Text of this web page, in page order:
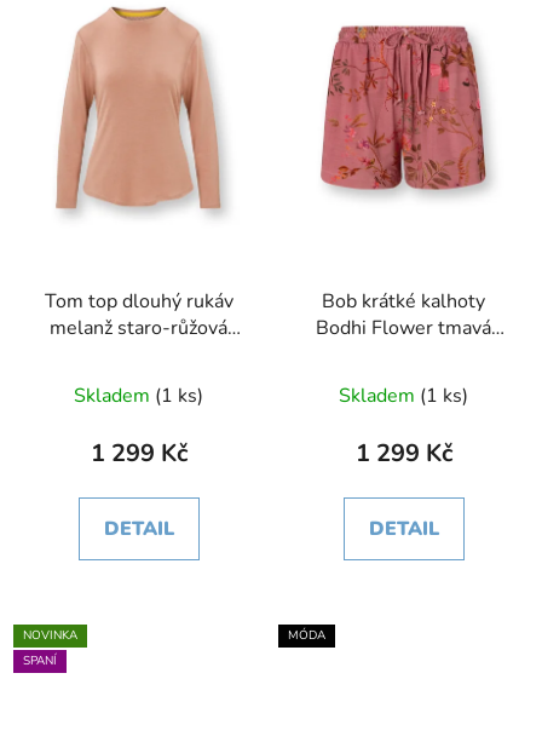
Tom top dlouhý rukáv
melanž staro-růžová
Skladem (1 ks)
1 299 Kč
DETAIL
Bob krátké kalhoty
Bodhi Flower tmavá
Skladem (1 ks)
1 299 Kč
DETAIL
NOVINKA
SPANÍ
MÓDA